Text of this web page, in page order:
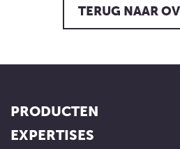
TERUG NAAR
PRODUCTEN
EXPERTISES